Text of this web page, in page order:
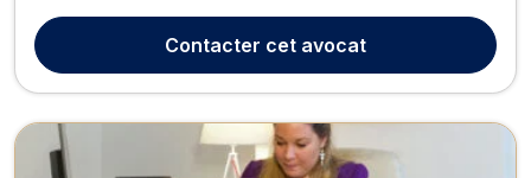
de créances), en droit de la famille (séparation, divorce,
pension alimentaire, résid...
Contacter cet avocat